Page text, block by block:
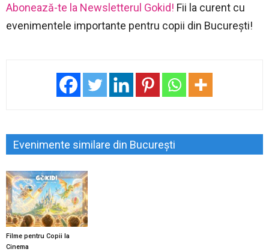
Abonează-te la Newsletterul Gokid! Fii la curent cu
evenimentele importante pentru copii din București!
Evenimente similare din București
Filme pentru Copii la
Cinema